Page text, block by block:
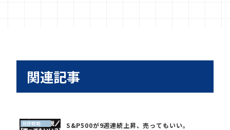
関連記事
投資戦略（全世界投資） S&P500が9週連続上昇、売ってもいい。